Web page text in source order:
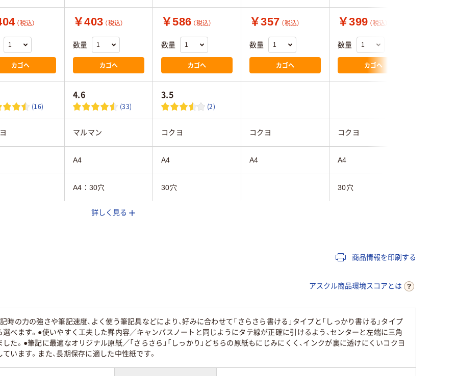
（税込）
カゴへ
￥403 （税込）
数量
カゴへ
￥586 （税込）
数量
カゴへ
￥357 （税込）
数量
カゴへ
￥399 （税込）
数量
カゴへ
(16)
4.6
(33)
3.5
(2)
マルマン コクヨ コクヨ コクヨ
A4 A4 A4 A4
A4：30穴 30穴 30穴
55
詳しく見る
商品情報を印刷する
アスクル商品環境スコアとは
時の力の強さや筆記速度、よく使う筆記具などにより、好みに合わせて「さらさら書ける」タイプと「しっかり書ける」タイプ
べます。●使いやすく工夫した罫内容／キャンパスノートと同じようにタテ線が正確に引けるよう、センターと左端に三角
た。●筆記に最適なオリジナル原紙／「さらさら」「しっかり」どちらの原紙もにじみにくく、インクが裏に透けにくいコクヨ
います。また、長期保存に適した中性紙です。